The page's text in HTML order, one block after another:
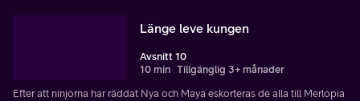
Länge leve kungen
Avsnitt 10
10 min Tillgänglig 3+ månader
Efter att ninjorna har räddat Nya och Maya eskorteras de alla till Merlopia